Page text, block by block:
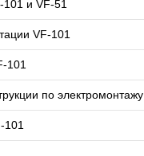
и VF-51
VF-101
101
по электромонтажу
101